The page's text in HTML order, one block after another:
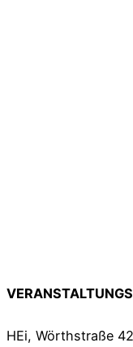
HEi, Wörthstraße